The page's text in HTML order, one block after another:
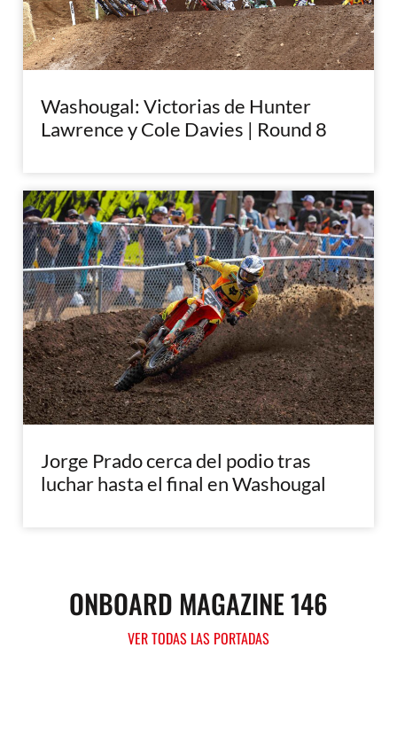
Washougal: Victorias de Hunter
Lawrence y Cole Davies | Round 8
Jorge Prado cerca del podio tras
luchar hasta el final en Washougal
ONBOARD MAGAZINE 146
VER TODAS LAS PORTADAS